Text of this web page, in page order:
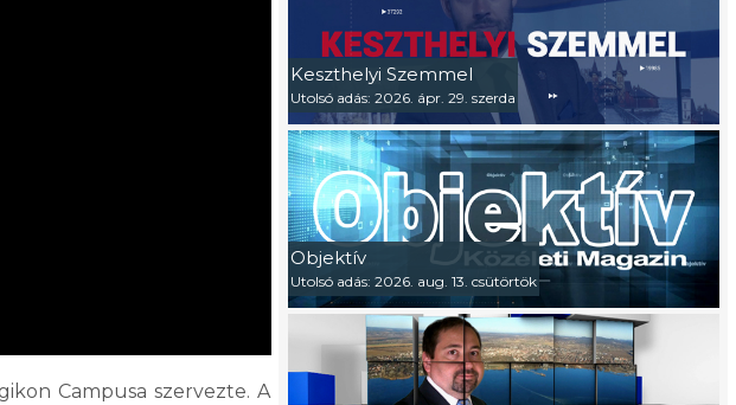
Campusa szervezte. A
Keszthelyi Szemmel
Utolsó adás: 2026. ápr. 29. szerda
Objektív
Utolsó adás: 2026. aug. 13. csütörtök